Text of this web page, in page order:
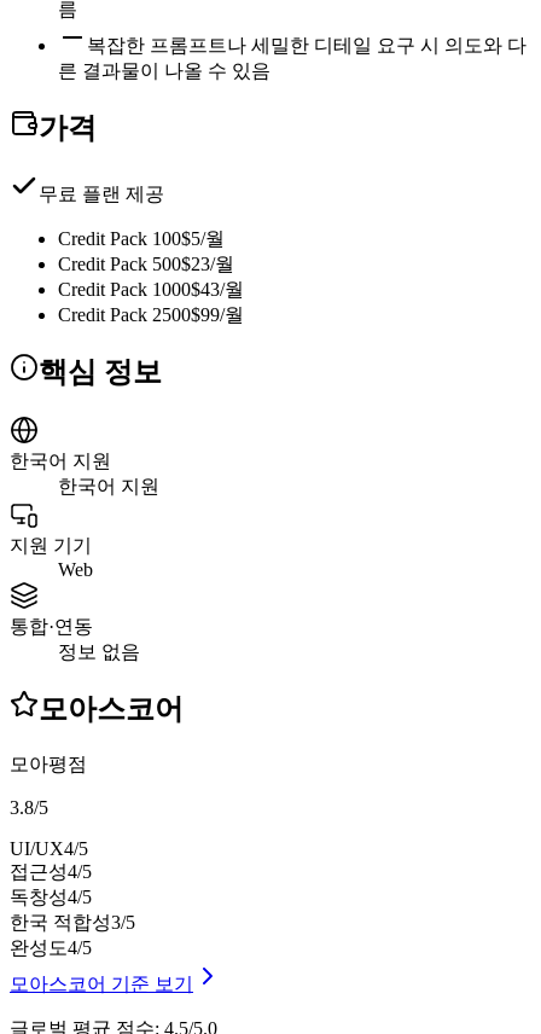
름
복잡한 프롬프트나 세밀한 디테일 요구 시 의도와 다
른 결과물이 나올 수 있음
가격
무료 플랜 제공
Credit Pack 100$5/월
Credit Pack 500$23/월
Credit Pack 1000$43/월
Credit Pack 2500$99/월
핵심 정보
한국어 지원
한국어 지원
지원 기기
Web
통합·연동
정보 없음
모아스코어
모아평점
3.8/5
UI/UX4/5
접근성4/5
독창성4/5
한국 적합성3/5
완성도4/5
모아스코어 기준 보기
글로벌 평균 점수: 4.5/5.0